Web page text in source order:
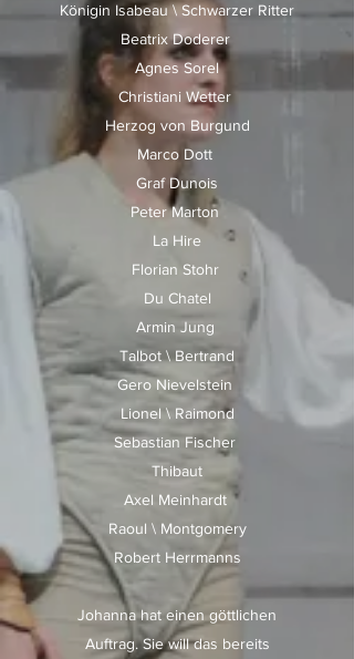
Königin Isabeau \ Schwarzer Ritter
Beatrix Doderer
Agnes Sorel
Christiani Wetter
Herzog von Burgund
Marco Dott
Graf Dunois
Peter Marton
La Hire
Florian Stohr
Du Chatel
Armin Jung
Talbot \ Bertrand
Gero Nievelstein
Lionel \ Raimond
Sebastian Fischer
Thibaut
Axel Meinhardt
Raoul \ Montgomery
Robert Herrmanns
Johanna hat einen göttlichen
Auftrag. Sie will das bereits